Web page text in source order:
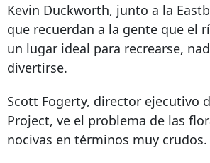
Kevin Duckworth, junto a la
que recuerdan a la gente que el
un lugar ideal para recrearse,
divertirse.
Scott Fogerty, director ejecutivo
Project, ve el problema de las
nocivas en términos muy crudos.